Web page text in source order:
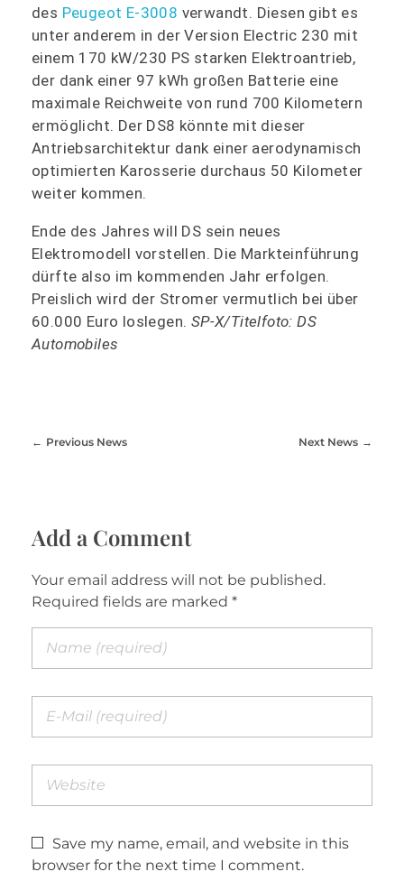
des Peugeot E-3008 verwandt. Diesen gibt es
unter anderem in der Version Electric 230 mit
einem 170 kW/230 PS starken Elektroantrieb,
der dank einer 97 kWh großen Batterie eine
maximale Reichweite von rund 700 Kilometern
ermöglicht. Der DS8 könnte mit dieser
Antriebsarchitektur dank einer aerodynamisch
optimierten Karosserie durchaus 50 Kilometer
weiter kommen.
Ende des Jahres will DS sein neues
Elektromodell vorstellen. Die Markteinführung
dürfte also im kommenden Jahr erfolgen.
Preislich wird der Stromer vermutlich bei über
60.000 Euro loslegen. SP-X/Titelfoto: DS
Automobiles
Previous News Next News
Add a Comment
Your email address will not be published.
Required fields are marked *
Save my name, email, and website in this
browser for the next time I comment.